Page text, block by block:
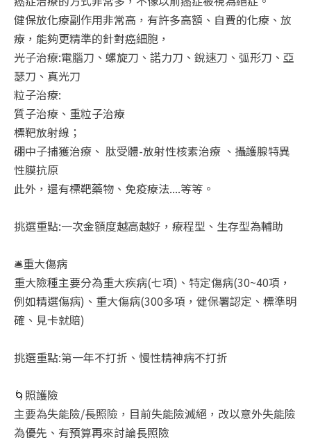
健保放化療副作用非常高，有許多高額、自費的化療、放
療，能夠更精準的針對癌細胞，
光子治療:電腦刀、螺旋刀、諾力刀、銳速刀、弧形刀、亞
瑟刀、真光刀
粒子治療:
質子治療、重粒子治療
標靶放射線；
硼中子捕獲治療、 肽受體-放射性核素治療 、攝護腺特異
性膜抗原
此外，還有標靶藥物、免疫療法....等等。
挑選重點:一次金額度越高越好，療程型、生存型為輔助
🛎️重大傷病
重大險種主要分為重大疾病(七項)、特定傷病(30~40項，
例如精選傷病)、重大傷病(300多項，健保署認定、標準明
確、見卡就賠)
挑選重點:第一年不打折、慢性精神病不打折
🌀照護險
主要為失能險/長照險，目前失能險滅絕，改以意外失能險
為優先、有預算再來討論長照險